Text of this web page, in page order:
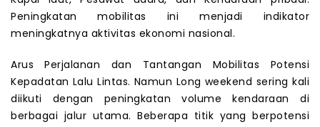
Peningkatan mobilitas ini menjadi indikator
meningkatnya aktivitas ekonomi nasional.
Arus Perjalanan dan Tantangan Mobilitas Potensi
Kepadatan Lalu Lintas. Namun Long weekend sering kali
diikuti dengan peningkatan volume kendaraan di
berbagai jalur utama. Beberapa titik yang berpotensi